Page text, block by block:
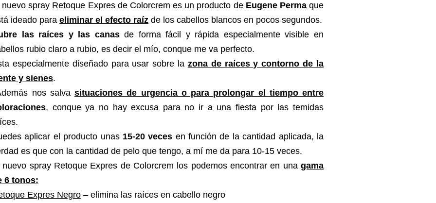
nuevo spray Retoque Expres de Colorcrem es un producto de Eugene Permaque
ideado para eliminar el efecto raíz de los cabellos blancos en pocos segundos.
las raíces y las canasde forma fácil y rápida especialmente visible en
rubio claro a rubio, es decir el mío, conque me va perfecto.
especialmente diseñado para usar sobre la zona de raíces y contorno de la
y sienes.
nos salva situaciones de urgencia o para prolongar el tiempo entre
, conque ya no hay excusa para no ir a una fiesta por las temidas
aplicar el producto unas 15-20 veces en función de la cantidad aplicada, la
es que con la cantidad de pelo que tengo, a mí me da para 10-15 veces.
nuevo spray Retoque Expres de Colorcrem los podemos encontrar en una gama
6 tonos:
Expres Negro – elimina las raíces en cabello negro